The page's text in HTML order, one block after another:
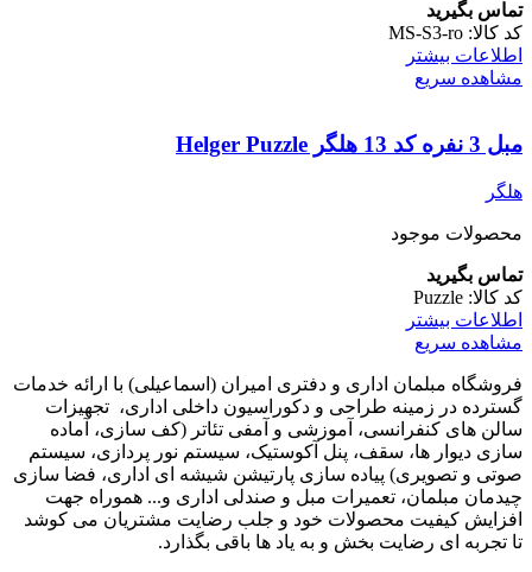
تماس بگیرید
کد کالا: MS-S3-ro
اطلاعات بیشتر
مشاهده سریع
مبل 3 نفره کد 13 هلگر Helger Puzzle
هلگر
محصولات موجود
تماس بگیرید
کد کالا: Puzzle
اطلاعات بیشتر
مشاهده سریع
فروشگاه مبلمان اداری و دفتری امیران (اسماعیلی) با ارائه خدمات
گسترده در زمینه طراحی و دکوراسیون داخلی اداری‌، تجهیزات
سالن های کنفرانسی، آموزشی و آمفی تئاتر (کف سازی، آماده
سازی دیوار ها، سقف، پنل آکوستیک، سیستم نور پردازی، سیستم
صوتی و تصویری) پیاده سازی پارتیشن شیشه ای اداری، فضا سازی
چیدمان مبلمان، تعمیرات مبل و صندلی اداری و... هموراه جهت
افزایش کیفیت محصولات خود و جلب رضایت مشتریان می کوشد
تا تجربه ای رضایت بخش و به یاد ها باقی بگذارد.